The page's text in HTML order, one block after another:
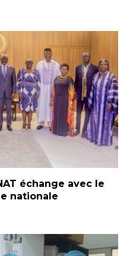
échange avec le
nationale